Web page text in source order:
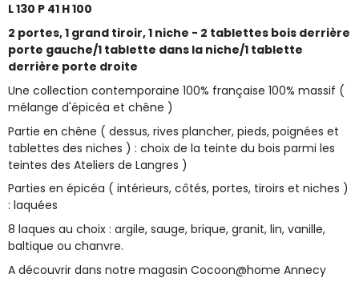
L 130 P 41 H 100
2 portes, 1 grand tiroir, 1 niche - 2 tablettes bois derrière
porte gauche/1 tablette dans la niche/1 tablette
derrière porte droite
Une collection contemporaine 100% française 100% massif (
mélange d'épicéa et chêne )
Partie en chêne ( dessus, rives plancher, pieds, poignées et
tablettes des niches ) : choix de la teinte du bois parmi les
teintes des Ateliers de Langres )
Parties en épicéa ( intérieurs, côtés, portes, tiroirs et niches )
: laquées
8 laques au choix : argile, sauge, brique, granit, lin, vanille,
baltique ou chanvre.
A découvrir dans notre magasin Cocoon@home Annecy